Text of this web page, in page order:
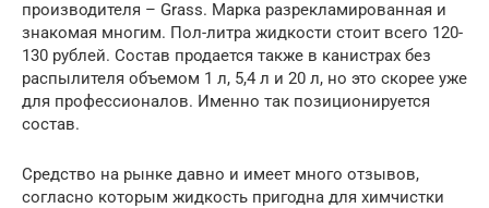
производителя – Grass. Марка разрекламированная и
знакомая многим. Пол-литра жидкости стоит всего 120-
130 рублей. Состав продается также в канистрах без
распылителя объемом 1 л, 5,4 л и 20 л, но это скорее уже
для профессионалов. Именно так позиционируется
состав.
Средство на рынке давно и имеет много отзывов,
согласно которым жидкость пригодна для химчистки